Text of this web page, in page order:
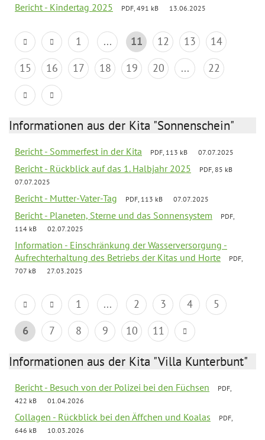
Bericht - Kindertag 2025 PDF, 491 kB 13.06.2025
1 ... 11 12 13
14
15
16 17 18 19 20 ... 22
Informationen aus der Kita "Sonnenschein"
Bericht - Sommerfest in der Kita PDF, 113 kB 07.07.2025
Bericht - Rückblick auf das 1. Halbjahr 2025
PDF, 85 kB
07.07.2025
Bericht - Mutter-Vater-Tag PDF, 113 kB 07.07.2025
Bericht - Planeten, Sterne und das Sonnensystem
PDF,
114 kB
02.07.2025
Information - Einschränkung der Wasserversorgung -
Aufrechterhaltung des Betriebs der Kitas und Horte
PDF,
707 kB
27.03.2025
1 ... 2 3 4
5
6
7 8 9 10 11
Informationen aus der Kita "Villa Kunterbunt"
Bericht - Besuch von der Polizei bei den Füchsen
PDF,
422 kB
01.04.2026
Collagen - Rückblick bei den Äffchen und Koalas
PDF,
646 kB
10.03.2026